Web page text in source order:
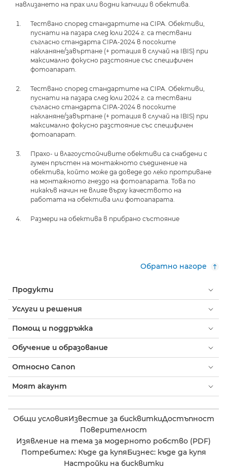
навлизането на прах или водни капчици в обектива.
Тествано според стандартите на CIPA. Обективи,
пуснати на пазара след юли 2024 г. са тествани
съгласно стандарта CIPA-2024 в посоките
накланяне/завъртане (+ ротация в случай на IBIS) при
максимално фокусно разстояние със специфичен
фотоапарат.
Тествано според стандартите на CIPA. Обективи,
пуснати на пазара след юли 2024 г. са тествани
съгласно стандарта CIPA-2024 в посоките
накланяне/завъртане (+ ротация в случай на IBIS) при
максимално фокусно разстояние със специфичен
фотоапарат.
Прахо- и влагоустойчивите обективи са снабдени с
гумен пръстен на монтажното съединение на
обектива, който може да доведе до леко протриване
на монтажното гнездо на фотоапарата. Това по
никакъв начин не влияе върху качеството на
работата на обектива или фотоапарата.
Размери на обектива в прибрано състояние
Обратно нагоре
Продукти
Услуги и решения
Помощ и поддръжка
Обучение и образование
Относно Canon
Моят акаунт
Общи условияИзвестие за бисквиткиДостъпност
Поверителност
Изявление на тема за модерното робство (PDF)
Потребител: Къде да купяБизнес: къде да купя
Настройки на бисквитки